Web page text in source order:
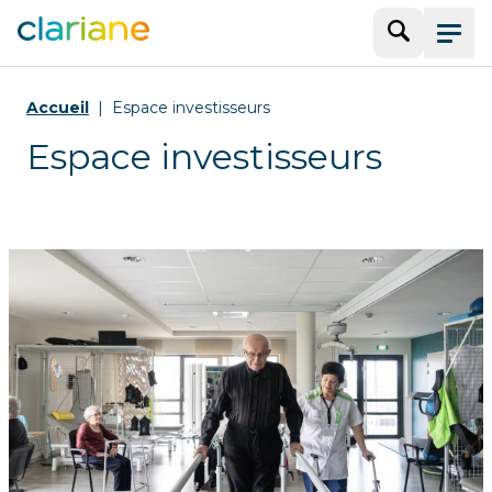
Menu
Accueil Espace investisseurs
Espace investisseurs